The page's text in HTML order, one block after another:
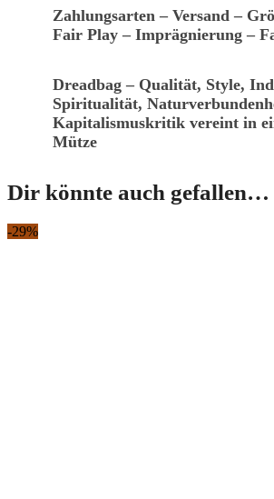
Zahlungsarten – Versand –
Fair Play – Imprägnierung –
Dreadbag – Qualität, Style,
Spiritualität,
Kapitalismuskritik vereint in
Mütze
Dir könnte auch gefallen…
-29%